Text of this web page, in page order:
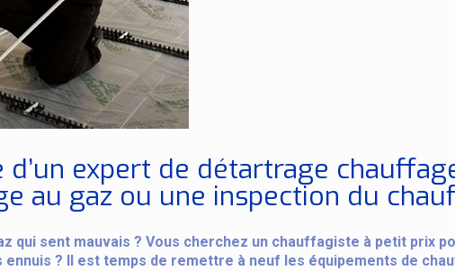
d’un expert de détartrage
au gaz ou une inspection du
qui sent mauvais ? Vous cherchez un chauffagiste à petit prix
? Il est temps de remettre à neuf les équipements de